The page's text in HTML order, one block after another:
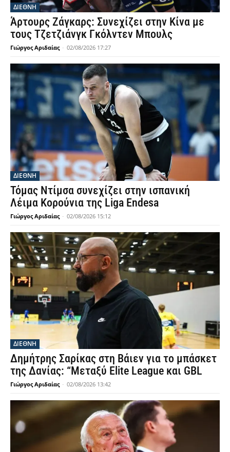
ΔΙΕΘΝΗ
Άρτουρς Ζάγκαρς: Συνεχίζει στην Κίνα με
τους Τζετζιάνγκ Γκόλντεν Μπουλς
Γιώργος Αριδαίας - 02/08/2026 17:27
ΔΙΕΘΝΗ
Τόμας Ντίμσα συνεχίζει στην ισπανική
Λέιμα Κορούνια της Liga Endesa
Γιώργος Αριδαίας - 02/08/2026 15:12
ΔΙΕΘΝΗ
Δημήτρης Σαρίκας στη Βάιεν για το μπάσκετ
της Δανίας: “Μεταξύ Elite League και GBL
Γιώργος Αριδαίας - 02/08/2026 13:42